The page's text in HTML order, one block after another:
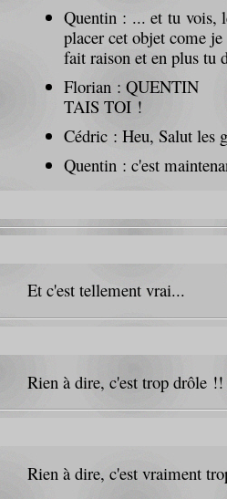
Quentin : ... et tu vois,
placer cet objet come
fait raison et en plus tu
Florian : QUENTIN
TAIS TOI !
Cédric : Heu, Salut les
Quentin : c'est
Et c'est tellement vrai...
Rien à dire, c'est trop drôle !!
Rien à dire, c'est vraiment